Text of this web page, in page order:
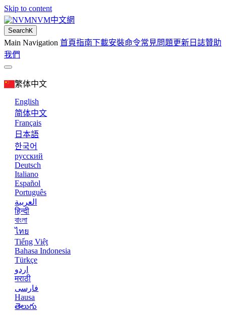
Skip to content
NVM中文網
SearchK
Main Navigation 首頁指南下載安裝命令常見問題更新日誌贊助
我們
繁体中文
English
简体中文
Français
日本語
한국어
русский
Deutsch
Italiano
Español
Português
العربية
हिन्दी
বাংলা
ไทย
Tiếng Việt
Bahasa Indonesia
Türkçe
اردو
मराठी
فارسی
Hausa
తెలుగు